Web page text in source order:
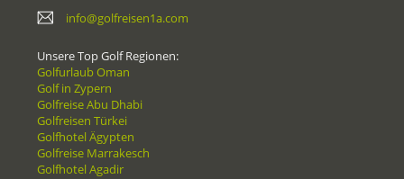
info@golfreisen1a.com
Unsere Top Golf Regionen:
Golfurlaub Oman
Golf in Zypern
Golfreise Abu Dhabi
Golfreisen Türkei
Golfhotel Ägypten
Golfreise Marrakesch
Golfhotel Agadir